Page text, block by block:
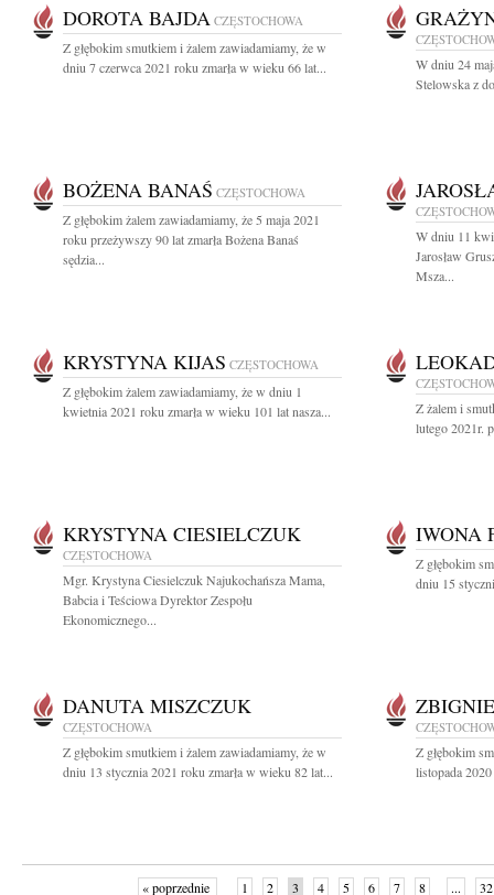
DOROTA BAJDA CZĘSTOCHOWA
Z głębokim smutkiem i żalem zawiadamiamy, że w
dniu 7 czerwca 2021 roku zmarła w wieku 66 lat...
W dniu 24
Stelowska z
BOŻENA BANAŚ CZĘSTOCHOWA
Z głębokim żalem zawiadamiamy, że 5 maja 2021
roku przeżywszy 90 lat zmarła Bożena Banaś
sędzia...
W dniu 11
Jarosław
Msza...
KRYSTYNA KIJAS CZĘSTOCHOWA
Z głębokim żalem zawiadamiamy, że w dniu 1
kwietnia 2021 roku zmarła w wieku 101 lat nasza...
Z żalem i
lutego 2021r.
KRYSTYNA CIESIELCZUK
CZĘSTOCHOWA
Mgr. Krystyna Ciesielczuk Najukochańsza Mama,
Babcia i Teściowa Dyrektor Zespołu
Ekonomicznego...
IWONA
Z głębokim
dniu 15
DANUTA MISZCZUK
CZĘSTOCHOWA
Z głębokim smutkiem i żalem zawiadamiamy, że w
dniu 13 stycznia 2021 roku zmarła w wieku 82 lat...
Z głębokim
listopada
« poprzednie 1 2 3 4 5 6 7 8 ... 32